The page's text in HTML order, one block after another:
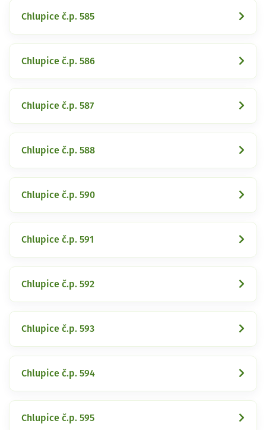
Chlupice č.p. 585
Chlupice č.p. 586
Chlupice č.p. 587
Chlupice č.p. 588
Chlupice č.p. 590
Chlupice č.p. 591
Chlupice č.p. 592
Chlupice č.p. 593
Chlupice č.p. 594
Chlupice č.p. 595